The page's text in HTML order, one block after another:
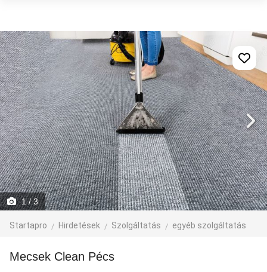
1/ 3
Startapro Hirdetések Szolgáltatás egyéb szolgáltatás
Mecsek Clean Pécs